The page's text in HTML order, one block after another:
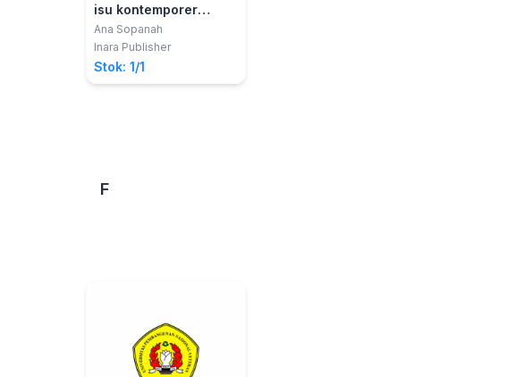
isu kontemporer
ekonomi dan bisnis
Ana Sopanah
Inara Publisher
Stok: 1/1
F